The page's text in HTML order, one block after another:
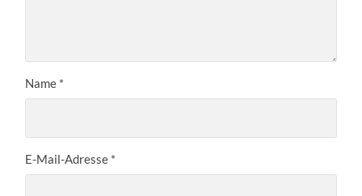
Name *
E-Mail-Adresse *